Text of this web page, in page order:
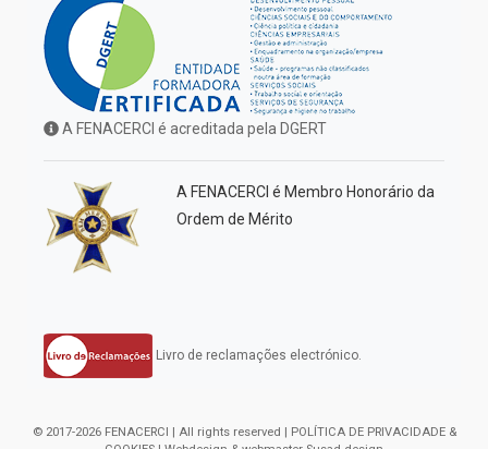
A FENACERCI é acreditada pela DGERT
A FENACERCI é Membro Honorário da
Ordem de Mérito
Livro de reclamações electrónico.
© 2017-2026 FENACERCI | All rights reserved | POLÍTICA DE PRIVACIDADE &